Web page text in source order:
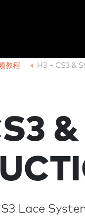
A
N
N
A
V
教程 H3 + CS3 &
Lace